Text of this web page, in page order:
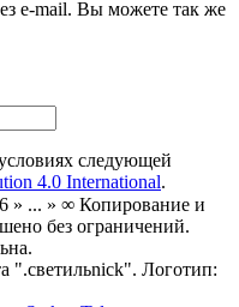
e-mail. Вы можете так же
следующей
4.0 International.
» ... » ∞ Копирование и
без ограничений.
".светильnick". Логотип: